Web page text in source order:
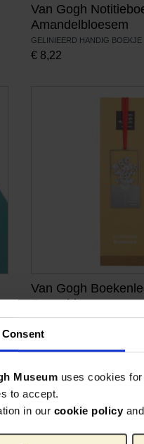
Consent
Museum uses cookies
to accept.
in our cookie policy and
Van Gogh
Amandelbloesem
GELINIEERD HANDIG BOEKJE
€ 8,22
Van Gogh
Zonnebloemen
MET LASER GESNEDEN PRINT
€8,22